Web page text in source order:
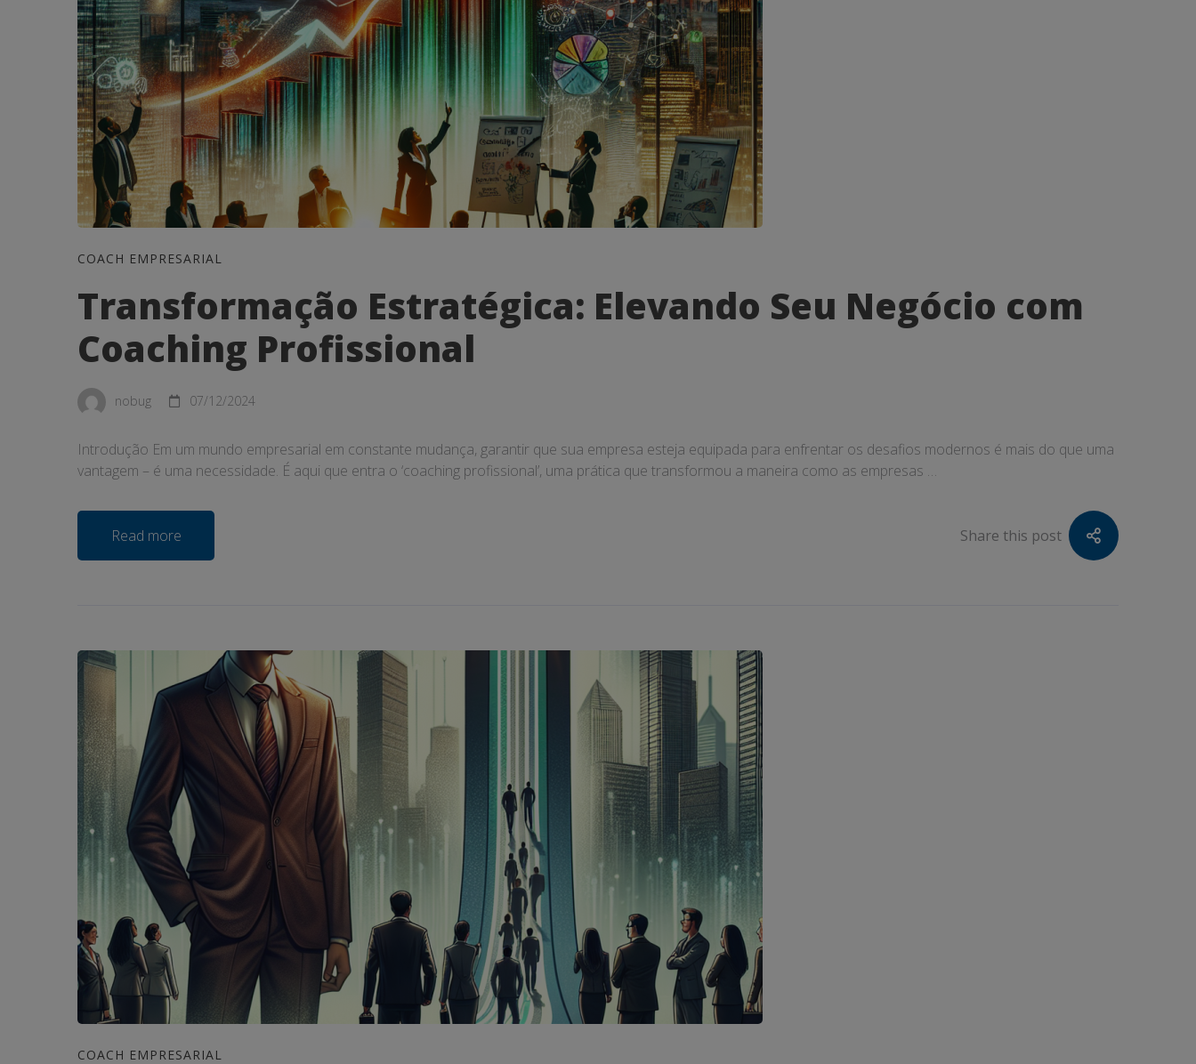
COACH EMPRESARIAL
Transformação Estratégica: Elevando Seu Negócio com
Coaching Profissional
nobug 07/12/2024
Introdução Em um mundo empresarial em constante mudança, garantir que sua empresa esteja equipada para enfrentar os desafios modernos é mais do que uma
vantagem – é uma necessidade. É aqui que entra o ‘coaching profissional’, uma prática que transformou a maneira como as empresas …
Read more Share this post
COACH EMPRESARIAL